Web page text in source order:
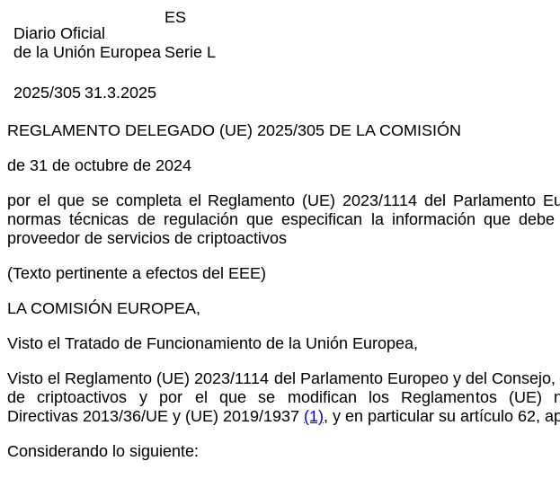
Diario Oficial
de la Unión Europea
ES
Serie L
2025/305 31.3.2025
REGLAMENTO DELEGADO (UE) 2025/305 DE LA COMISIÓN
de 31 de octubre de 2024
por el que se completa el Reglamento (UE) 2023/1114 del Parlamento
normas técnicas de regulación que especifican la información que
proveedor de servicios de criptoactivos
(Texto pertinente a efectos del EEE)
LA COMISIÓN EUROPEA,
Visto el Tratado de Funcionamiento de la Unión Europea,
Visto el Reglamento (UE) 2023/1114 del Parlamento Europeo y del
de criptoactivos y por el que se modifican los Reglamentos (UE)
Directivas 2013/36/UE y (UE) 2019/1937 (1), y en particular su artículo 62,
Considerando lo siguiente: